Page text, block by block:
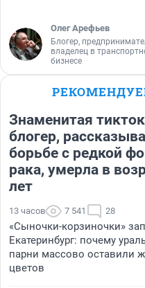
Олег Арефьев
Блогер,
владелец в
бизнесе
Знаменитая
блогер,
борьбе с редкой
рака, умерла в
лет
13 часов 7 541 28
«Сыночки-корзиночки»
Екатеринбург: почему
парни массово оставили
цветов